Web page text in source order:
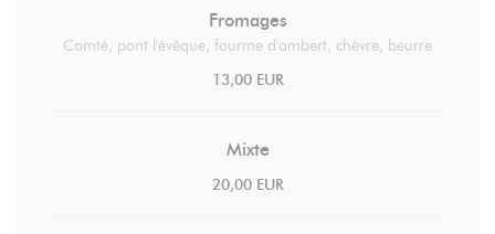
Fromages
Comté, pont l'évêque, fourme d'ambert, chèvre, beurre
13,00 EUR
Mixte
20,00 EUR